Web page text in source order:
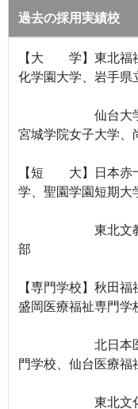
過去の採用実績校
【大 学】東北福
化学園大学、岩手県
仙台大学、東
宮城学院女子大学、
【短 大】日本赤
学、聖園学園短期大
東北文教大学
部
【専門学校】秋田
盛岡医療福祉専門学
北日本医療福
門学校、仙台医療福
東北文化学園